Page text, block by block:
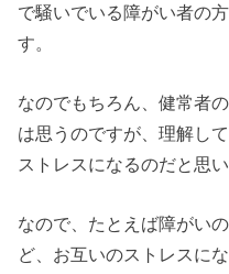
で騒いでいる障がい者の
す。
なのでもちろん、健常者
は思うのですが、理解し
ストレスになるのだと思い
なので、たとえば障がい
ど、お互いのストレスに